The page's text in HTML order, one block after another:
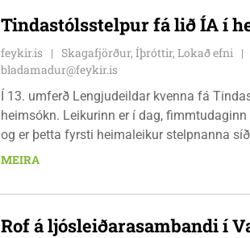
Tindastólsstelpur fá lið ÍA í
feykir.is Skagafjörður, Íþróttir, Lokað efni
bladamadur@feykir.is
Í 13. umferð Lengjudeildar kvenna fá
heimsókn. Leikurinn er í dag,
og er þetta fyrsti heimaleikur stelpnanna
leikinn er fín, lítil háttar rigning og tíu gráðu
MEIRA
Rof á ljósleiðarasambandi í